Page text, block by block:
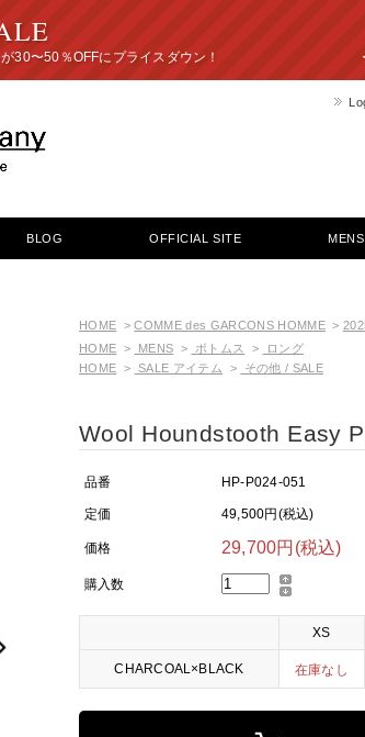
〜50％OFFにプライスダウン！ ・
BLOG OFFICIAL SITE MENS
HOME >COMME des GARCONS HOMME >
HOME > MENS > ボトムス >
ロング
HOME > SALE アイテム > その他 / SALE
Wool Houndstooth Easy
品番 HP-P024-051
定価 49,500円(税込)
価格 29,700円(税込)
購入数
XS
CHARCOAL×BLACK 在庫なし